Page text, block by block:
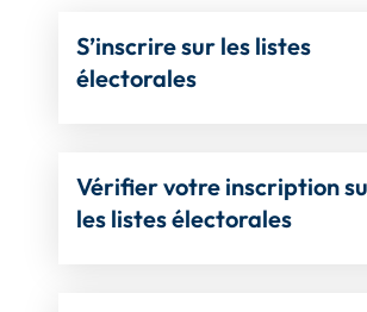
S’inscrire sur les listes
électorales
Vérifier votre inscription
les listes électorales